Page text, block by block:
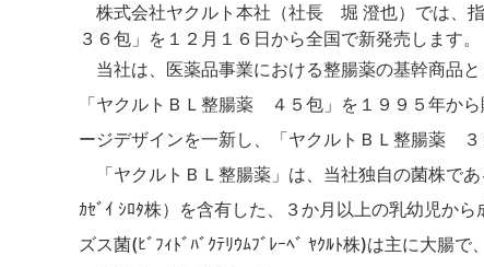
株式会社ヤクルト本社（社長 堀 澄也）では、
３６包」を１２月１６日から全国で新発売します。
当社は、医薬品事業における整腸薬の基幹商品
「ヤクルトＢＬ整腸薬 ４５包」を１９９５年か
ージデザインを一新し、
「ヤクルトＢＬ整腸薬
「ヤクルトＢＬ整腸薬」は、当社独自の菌株で
ｶｾﾞｲ ｼﾛﾀ株）を含有した、３か月以上の乳幼児か
ズス菌(ﾋﾞﾌｨﾄﾞﾊﾞｸﾃﾘｳﾑﾌﾞﾚｰﾍﾞ ﾔｸﾙﾄ株)は主に大腸で